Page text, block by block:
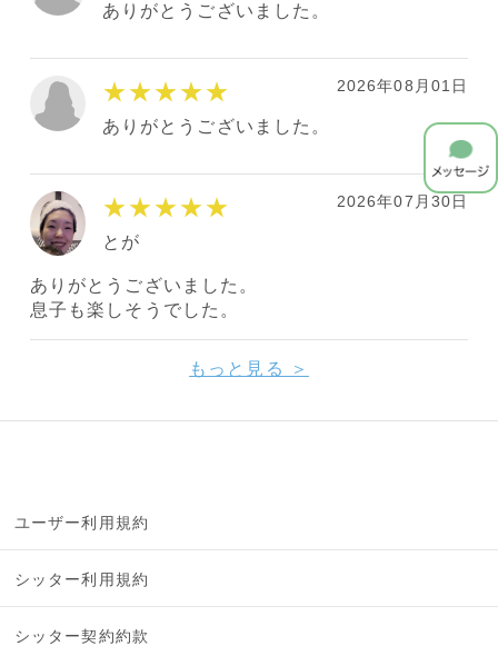
ありがとうございました。
★★★★★ 2026年08月01日
ありがとうございました。
★★★★★ 2026年07月30日
とが
ありがとうございました。
息子も楽しそうでした。
もっと見る ＞
ユーザー利用規約
シッター利用規約
シッター契約約款